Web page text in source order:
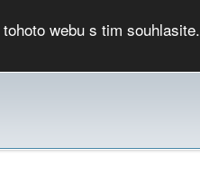
webu s tim souhlasite.